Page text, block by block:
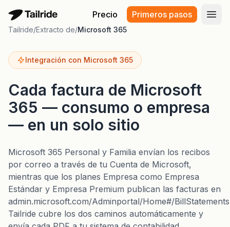
Precio Primeros pasos
Tailride/Extracto de/Microsoft 365
Integración con Microsoft 365
Cada factura de Microsoft
365 — consumo o empresa
— en un solo sitio
Microsoft 365 Personal y Familia envían los recibos
por correo a través de tu Cuenta de Microsoft,
mientras que los planes Empresa como Empresa
Estándar y Empresa Premium publican las facturas en
admin.microsoft.com/Adminportal/Home#/
Tailride cubre los dos caminos automáticamente y